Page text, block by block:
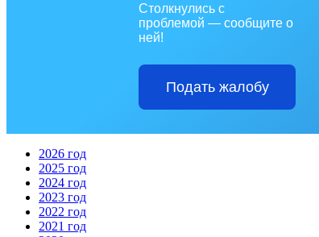
Столкнулись с
проблемой — сообщите о
ней!
Подать жалобу
2026 год
2025 год
2024 год
2023 год
2022 год
2021 год